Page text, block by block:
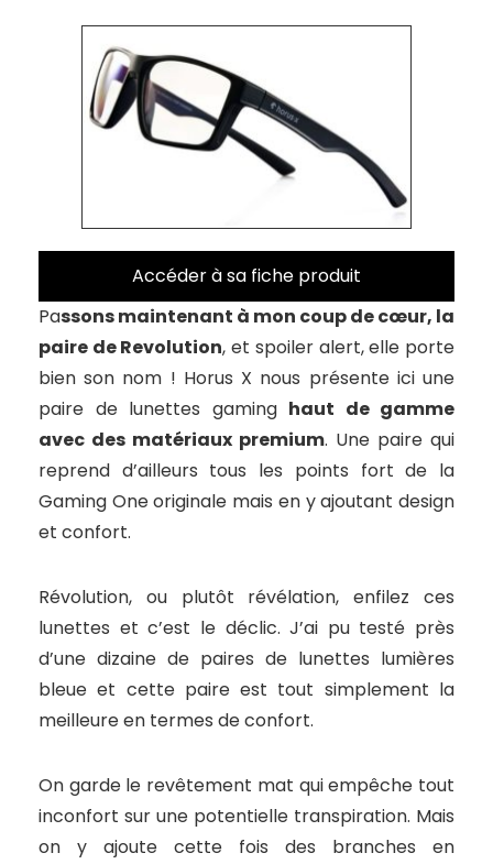
Accéder à sa fiche produit
Passons maintenant à mon coup de cœur, la
paire de Revolution, et spoiler alert, elle porte
bien son nom ! Horus X nous présente ici une
paire de lunettes gaming haut de gamme
avec des matériaux premium. Une paire qui
reprend d’ailleurs tous les points fort de la
Gaming One originale mais en y ajoutant design
et confort.
Révolution, ou plutôt révélation, enfilez ces
lunettes et c’est le déclic. J’ai pu testé près
d’une dizaine de paires de lunettes lumières
bleue et cette paire est tout simplement la
meilleure en termes de confort.
On garde le revêtement mat qui empêche tout
inconfort sur une potentielle transpiration. Mais
on y ajoute cette fois des branches en